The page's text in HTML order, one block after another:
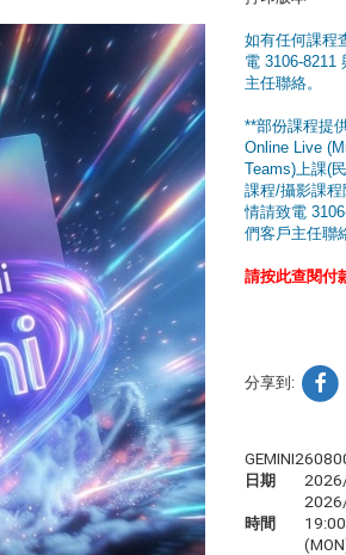
如有任何課程
電 3106-8211
主任聯絡。
**部份課程提
Online Live
Teams)上課(
課程/攝影課
情請致電
們客戶主任聯
請按此查閱付
分享到:
日期
時間